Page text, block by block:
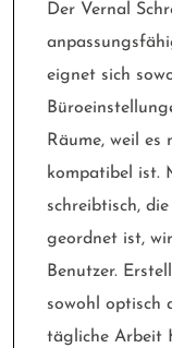
Der Vernal
eignet sich
Räume, weil
kompatibel ist.
schreibtisch,
geordnet ist,
Benutzer.
sowohl optisch
tägliche Arbeit